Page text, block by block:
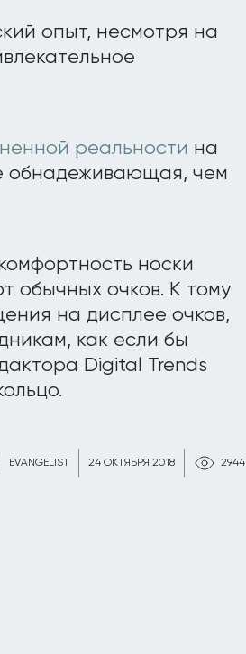
EVANGELIST 24 ОКТЯБРЯ 2018 2944
опыт, несмотря на
реальности на
обнадеживающая, чем
носки
обычных очков. К тому
на дисплее очков,
как если бы
Digital Trends